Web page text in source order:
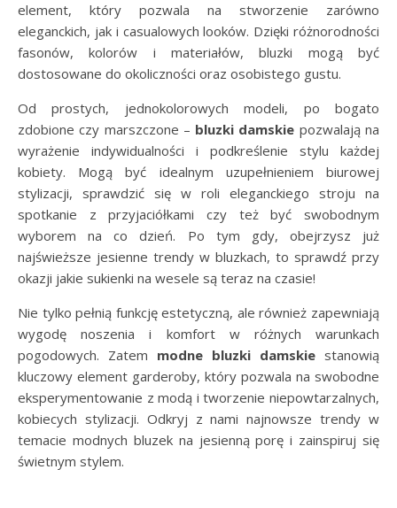
element, który pozwala na stworzenie zarówno
eleganckich, jak i casualowych looków. Dzięki różnorodności
fasonów, kolorów i materiałów, bluzki mogą być
dostosowane do okoliczności oraz osobistego gustu.
Od prostych, jednokolorowych modeli, po bogato
zdobione czy marszczone – bluzki damskie pozwalają na
wyrażenie indywidualności i podkreślenie stylu każdej
kobiety. Mogą być idealnym uzupełnieniem biurowej
stylizacji, sprawdzić się w roli eleganckiego stroju na
spotkanie z przyjaciółkami czy też być swobodnym
wyborem na co dzień. Po tym gdy, obejrzysz już
najświeższe jesienne trendy w bluzkach, to sprawdź przy
okazji jakie sukienki na wesele są teraz na czasie!
Nie tylko pełnią funkcję estetyczną, ale również zapewniają
wygodę noszenia i komfort w różnych warunkach
pogodowych. Zatem modne bluzki damskie stanowią
kluczowy element garderoby, który pozwala na swobodne
eksperymentowanie z modą i tworzenie niepowtarzalnych,
kobiecych stylizacji. Odkryj z nami najnowsze trendy w
temacie modnych bluzek na jesienną porę i zainspiruj się
świetnym stylem.